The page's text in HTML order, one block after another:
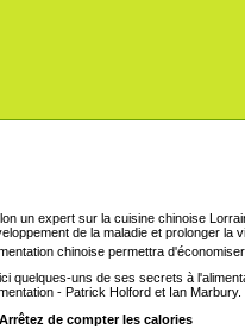
un expert sur la cuisine chinoise
de la maladie et prolonger la
chinoise permettra
quelques-uns de ses secrets à
- Patrick Holford et Ian Marbury.
de compter les calories